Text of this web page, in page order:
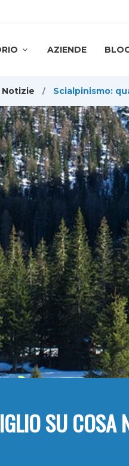
AZIENDE
Notizie Scialpinismo: qualche consiglio
SU COSA